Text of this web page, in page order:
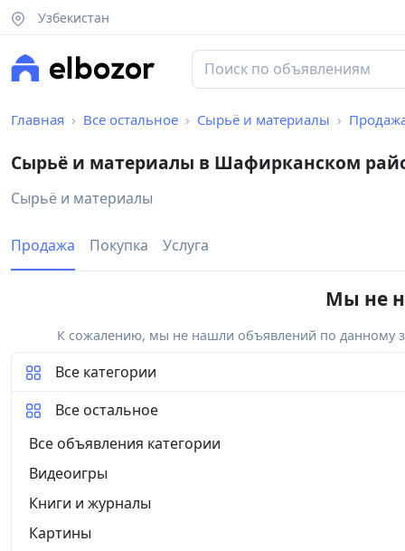
Узбекистан
Главная Все остальное Сырьё и материалы
Сырьё и материалы в Шафирканском
Сырьё и материалы
Продажа Покупка Услуга
Мы не
К сожалению, мы не нашли объявлений по данному
Все категории
Все остальное
Все объявления категории
Видеоигры
Книги и журналы
Картины